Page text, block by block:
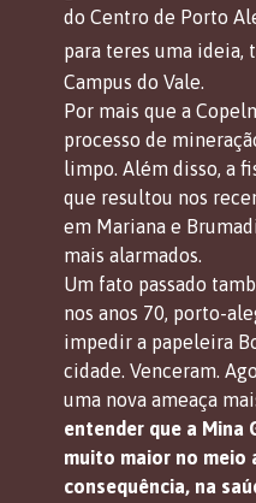
do Centro de Porto
para teres uma ideia,
Campus do Vale.
Por mais que a
processo de
limpo. Além disso, a
que resultou nos
em Mariana e
mais alarmados.
Um fato passado
nos anos 70, porto-
impedir a papeleira
cidade. Venceram.
uma nova ameaça
entender que a Mina
muito maior no meio
consequência, na